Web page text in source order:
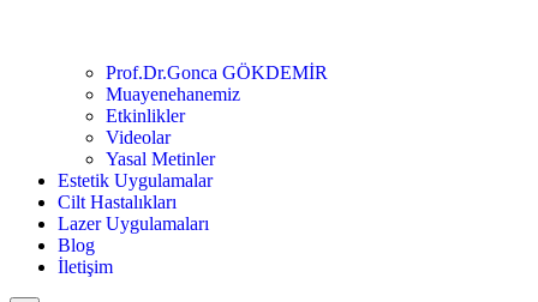
Prof.Dr.Gonca GÖKDEMİR
Muayenehanemiz
Etkinlikler
Videolar
Yasal Metinler
Estetik Uygulamalar
Cilt Hastalıkları
Lazer Uygulamaları
Blog
İletişim